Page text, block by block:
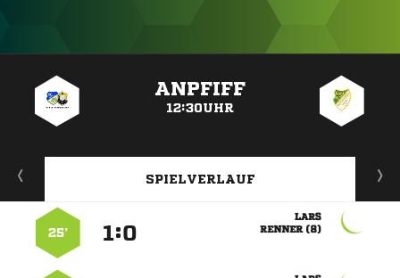
ANPFIFF
12:30UHR
SPIELVERLAUF

 
:
25’